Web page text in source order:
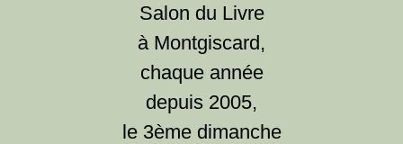
Salon du Livre
à Montgiscard,
chaque année
depuis 2005,
le 3ème dimanche